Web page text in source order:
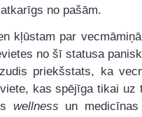
no pašām.
kļūstam par
no šī statusa
priekšstats, ka
kas spējīga tikai uz
wellness un